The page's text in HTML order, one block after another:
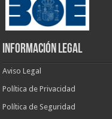
INFORMACIÓN LEGAL
Aviso Legal
Política de Privacidad
Política de Seguridad